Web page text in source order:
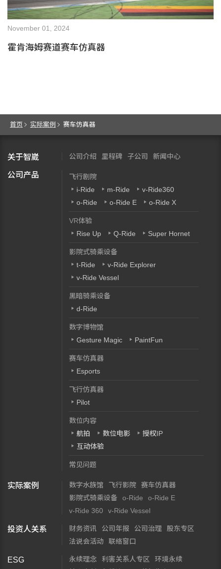
November 01, 2024
霍肯海姆赛道赛车仿真器
首页 实际案例 赛车仿真器
关于智崴 公司介绍 里程碑 子公司 新闻中心
公司产品
飞行剧院
i-Ride
m-Ride
v-Ride360
o-Ride
o-Ride E o-Ride X
VR体验
Rise Up
Q-Ride Super Hornet
影院式骑乘设备
t-Ride
v-Ride Explorer
v-Ride Vessel
黑暗骑乘设备
d-Ride
数字博物馆
Gesture Magic
PaintFun
赛车仿真器
Esports
飞行仿真器
Pilot
数位内容
航拍
数位电影
授权IP
互动体验
常见问题
实际案例 数字水族馆 飞行影院
赛车仿真器
影院式骑乘设备
o-Ride
o-Ride E
v-Ride 360
v-Ride Vessel
投资人关系 财务资讯 公司年报 公司治理
股东专区
法说会活动
联络窗口
ESG 永续理念 利害关系人专区
环境永续